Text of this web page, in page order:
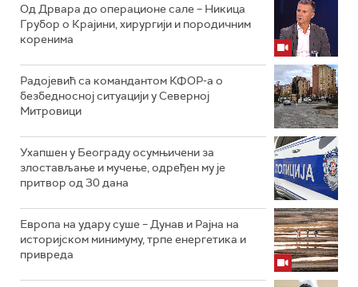
Од Дрвара до операционе сале – Никица
Грубор о Крајини, хирургији и породичним
коренима
Радојевић са командантом КФОР-а о
безбедносној ситуацији у Северној
Митровици
Ухапшен у Београду осумњичени за
злостављање и мучење, одређен му је
притвор од 30 дана
Европа на удару суше – Дунав и Рајна на
историјском минимуму, трпе енергетика и
привреда